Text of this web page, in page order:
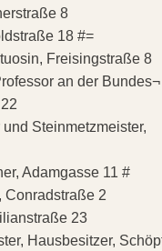
8
18 #=
Freisingstraße 8
an der Bundes¬
Steinmetzmeister,
Adamgasse 11 #
Conradstraße 2
23
Hausbesitzer,